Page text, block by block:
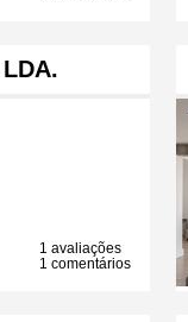
1 avaliações
1 comentários